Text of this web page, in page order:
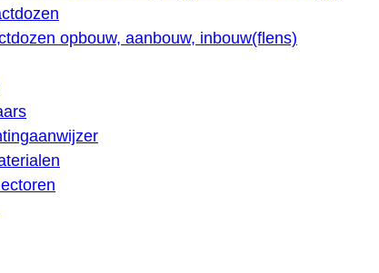
opbouw, aanbouw, inbouw(flens)